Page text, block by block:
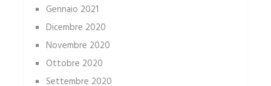
Gennaio 2021
Dicembre 2020
Novembre 2020
Ottobre 2020
Settembre 2020